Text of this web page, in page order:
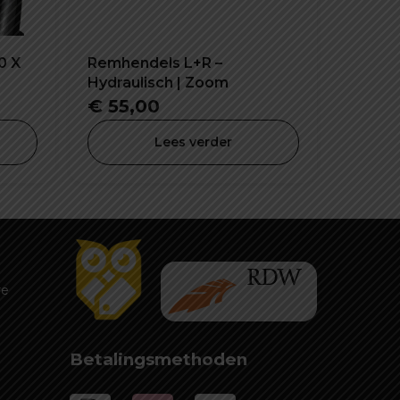
X
Remhendels L+R –
Hydraulisch | Zoom
€ 55,00
Lees verder
Betalingsmethoden